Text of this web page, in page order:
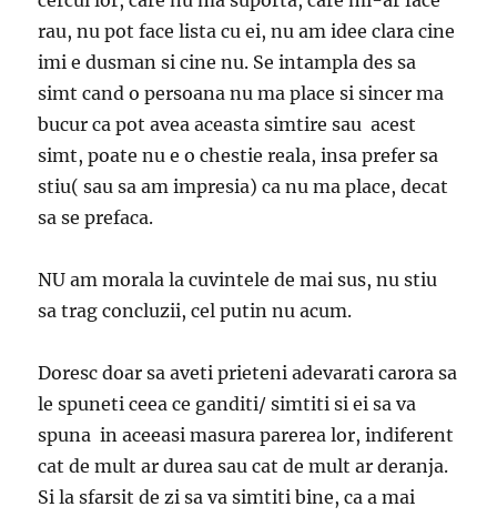
rau, nu pot face lista cu ei, nu am idee clara cine
imi e dusman si cine nu. Se intampla des sa
simt cand o persoana nu ma place si sincer ma
bucur ca pot avea aceasta simtire sau acest
simt, poate nu e o chestie reala, insa prefer sa
stiu( sau sa am impresia) ca nu ma place, decat
sa se prefaca.
NU am morala la cuvintele de mai sus, nu stiu
sa trag concluzii, cel putin nu acum.
Doresc doar sa aveti prieteni adevarati carora sa
le spuneti ceea ce ganditi/ simtiti si ei sa va
spuna in aceeasi masura parerea lor, indiferent
cat de mult ar durea sau cat de mult ar deranja.
Si la sfarsit de zi sa va simtiti bine, ca a mai